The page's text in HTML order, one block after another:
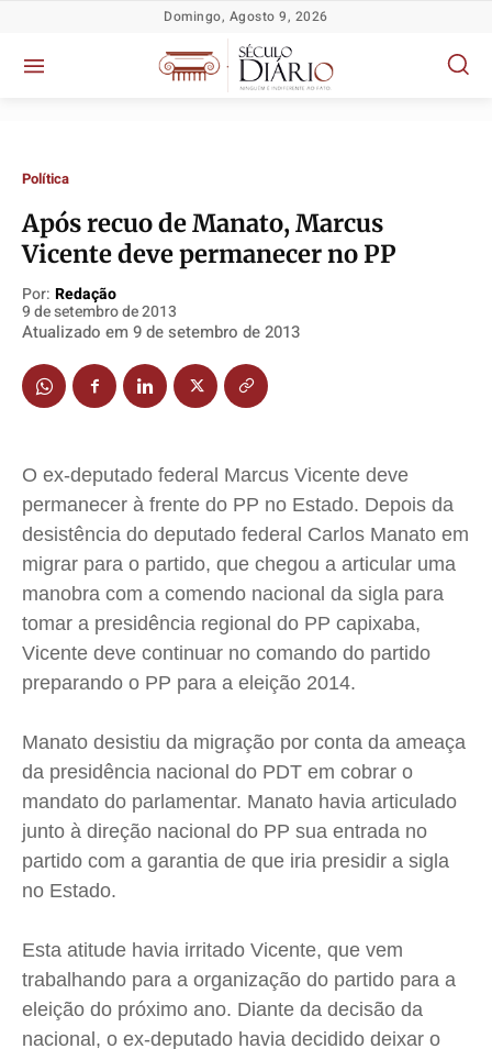
Política
TV Século
Justiça
Educação
Segurança
Saúde
Cidades
Direitos
Economia
Caetano Roque
Jr Mignone (in memorian)
Wanda Sily
Anuncie
Quem Somos
Expediente
Contato
Política
TV Século
Justiça
Educação
Segurança
Saúde
Cidades
Direitos
Economia
Caetano Roque
Jr Mignone (in memorian)
Wanda Sily
Anuncie
Quem Somos
Expediente
Contato
Política
TV Século
Justiça
Educação
Segurança
Saúde
Cidades
Direitos
Economia
Caetano Roque
Jr Mignone (in memorian)
Wanda Sily
Anuncie
Quem Somos
Expediente
Contato
Política
TV Século
Justiça
Educação
Segurança
Saúde
Cidades
Direitos
Economia
Caetano Roque
Jr Mignone (in memorian)
Wanda Sily
Anuncie
Quem Somos
Expediente
Contato
Domingo, Agosto 9, 2026
Política
Após recuo de Manato, Marcus
Vicente deve permanecer no PP
Por: Redação
9 de setembro de 2013
Atualizado em 9 de setembro de 2013
O ex-deputado federal Marcus Vicente deve
permanecer à frente do PP no Estado. Depois da
desistência do deputado federal Carlos Manato em
migrar para o partido, que chegou a articular uma
manobra com a comendo nacional da sigla para
tomar a presidência regional do PP capixaba,
Vicente deve continuar no comando do partido
preparando o PP para a eleição 2014.
Manato desistiu da migração por conta da ameaça
da presidência nacional do PDT em cobrar o
mandato do parlamentar. Manato havia articulado
junto à direção nacional do PP sua entrada no
partido com a garantia de que iria presidir a sigla
no Estado.
Esta atitude havia irritado Vicente, que vem
trabalhando para a organização do partido para a
eleição do próximo ano. Diante da decisão da
nacional, o ex-deputado havia decidido deixar o